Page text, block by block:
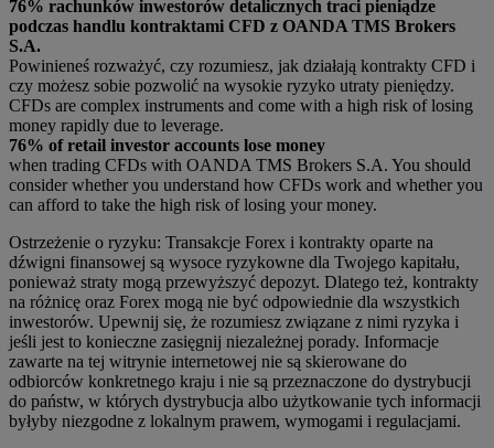
76% rachunków inwestorów detalicznych traci pieniądze
podczas handlu kontraktami CFD z OANDA TMS Brokers
S.A.
Powinieneś rozważyć, czy rozumiesz, jak działają kontrakty CFD i
czy możesz sobie pozwolić na wysokie ryzyko utraty pieniędzy.
CFDs are complex instruments and come with a high risk of losing
money rapidly due to leverage.
76% of retail investor accounts lose money
when trading CFDs with OANDA TMS Brokers S.A. You should
consider whether you understand how CFDs work and whether you
can afford to take the high risk of losing your money.
Ostrzeżenie o ryzyku: Transakcje Forex i kontrakty oparte na
dźwigni finansowej są wysoce ryzykowne dla Twojego kapitału,
ponieważ straty mogą przewyższyć depozyt. Dlatego też, kontrakty
na różnicę oraz Forex mogą nie być odpowiednie dla wszystkich
inwestorów. Upewnij się, że rozumiesz związane z nimi ryzyka i
jeśli jest to konieczne zasięgnij niezależnej porady. Informacje
zawarte na tej witrynie internetowej nie są skierowane do
odbiorców konkretnego kraju i nie są przeznaczone do dystrybucji
do państw, w których dystrybucja albo użytkowanie tych informacji
byłyby niezgodne z lokalnym prawem, wymogami i regulacjami.